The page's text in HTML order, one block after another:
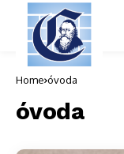
Home óvoda
óvoda